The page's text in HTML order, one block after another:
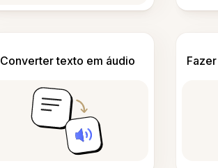
Converter texto em áudio